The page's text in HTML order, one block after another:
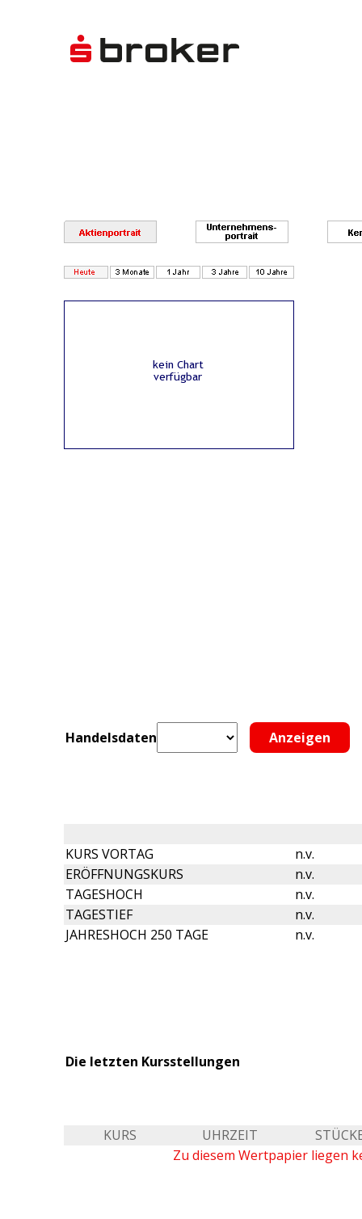
Handelsdaten
KURS VORTAG
n.v.
ERÖFFNUNGSKURS
n.v.
TAGESHOCH
n.v.
TAGESTIEF
n.v.
JAHRESHOCH 250 TAGE
n.v.
Die letzten Kursstellungen
KURS UHRZEIT
Zu diesem Wertpapier liegen